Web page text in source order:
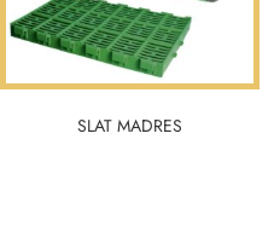
SLAT MADRES